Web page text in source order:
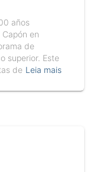
años
en
de
superior. Este
de Leia mais